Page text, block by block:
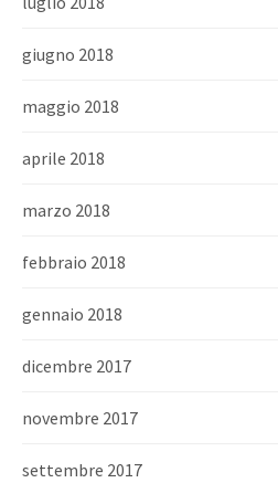
giugno 2018
maggio 2018
aprile 2018
marzo 2018
febbraio 2018
gennaio 2018
dicembre 2017
novembre 2017
settembre 2017